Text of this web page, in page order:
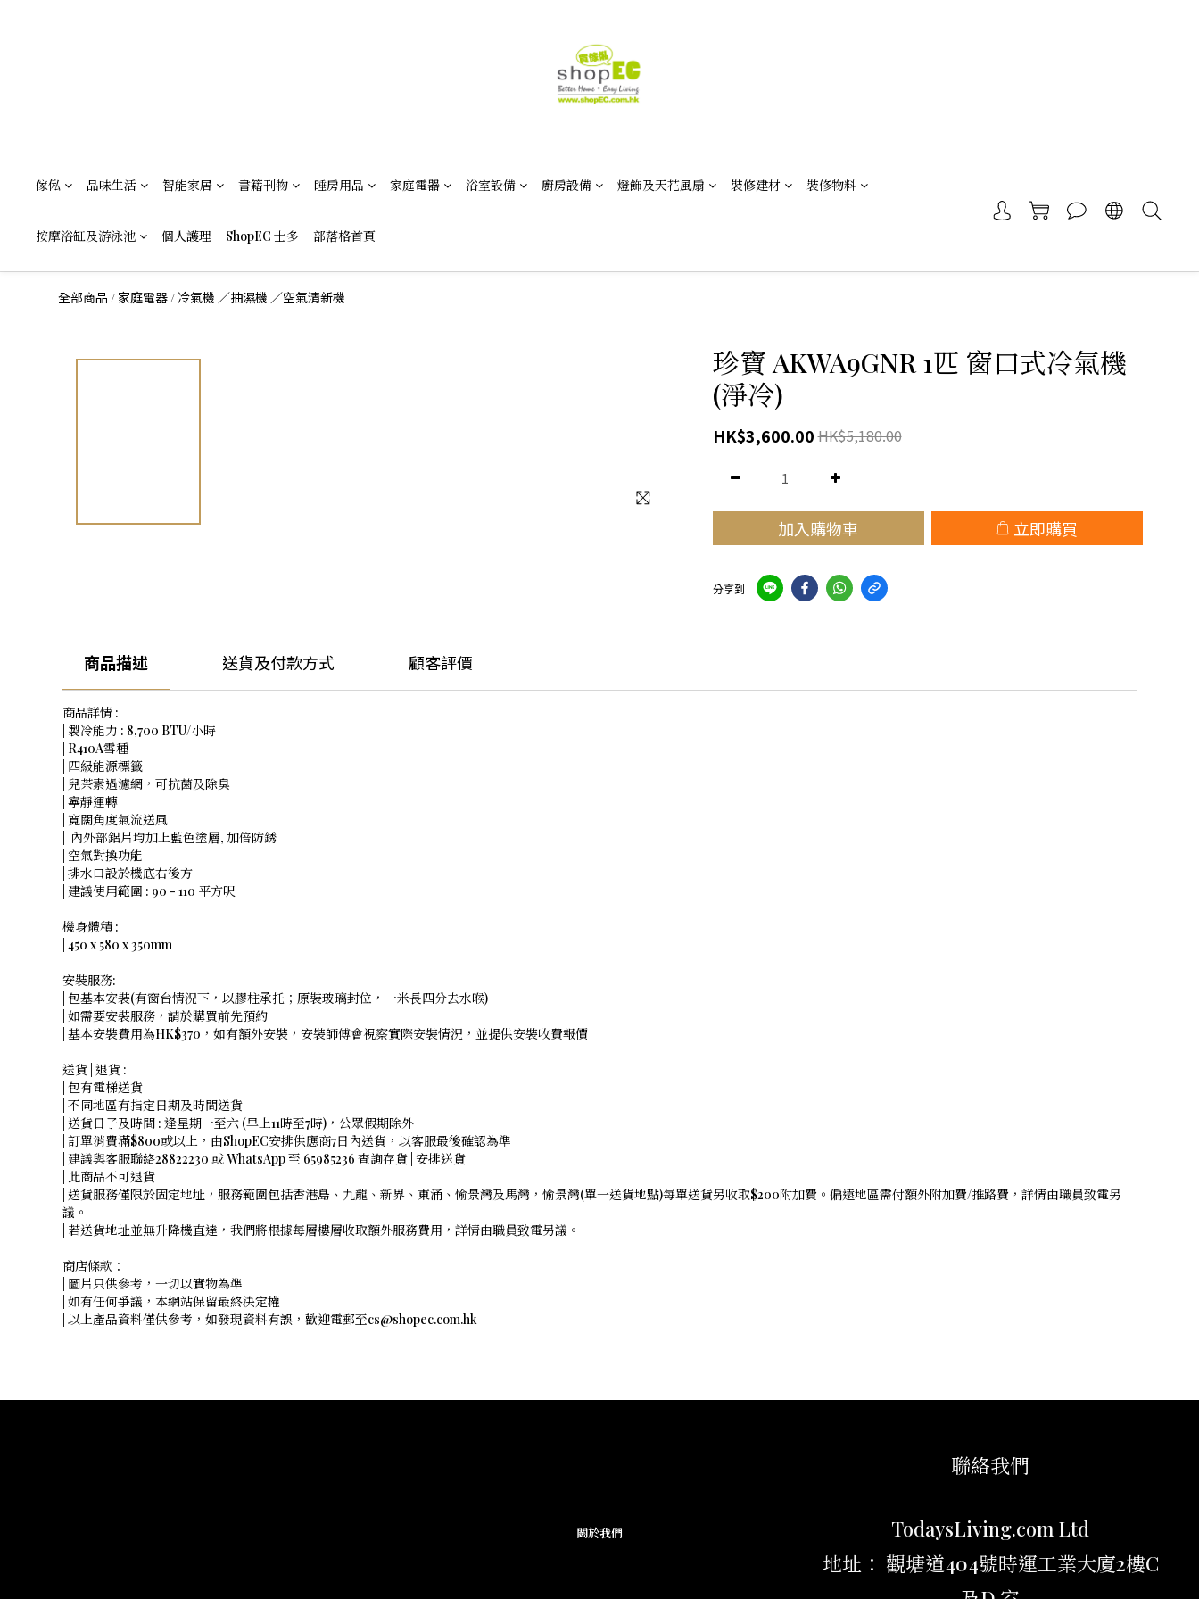
傢俬 品味生活 智能家居 書籍刊物 睡房用品 家庭電器 浴室設備 廚房設備 燈飾及天花風扇 裝修建材 裝修物料
按摩浴缸及游泳池 個人護理 ShopEC 士多 部落格首頁
全部商品 / 家庭電器 / 冷氣機 ／抽濕機 ／空氣清新機
珍寶 AKWA9GNR 1匹 窗口式冷氣機
(淨冷)
HK$3,600.00HK$5,180.00
加入購物車 立即購買
分享到
商品描述 送貨及付款方式 顧客評價
商品詳情 :
| 製冷能力 : 8,700 BTU/小時
| R410A雪種
| 四級能源標籤
| 兒茶素過濾網，可抗菌及除臭
| 寧靜運轉
| 寬闊角度氣流送風
| 內外部鋁片均加上藍色塗層, 加倍防銹
| 空氣對換功能
| 排水口設於機底右後方
| 建議使用範圍 : 90 - 110 平方呎
機身體積 :
| 450 x 580 x 350mm
安裝服務:
| 包基本安裝(有窗台情況下，以膠柱承托；原裝玻璃封位，一米長四分去水喉)
| 如需要安裝服務，請於購買前先預約
| 基本安裝費用為HK$370，如有額外安裝，安裝師傅會視察實際安裝情況，並提供安裝收費報價
送貨 | 退貨 :
| 包有電梯送貨
| 不同地區有指定日期及時間送貨
| 送貨日子及時間 : 逢星期一至六 (早上11時至7時)，公眾假期除外
| 訂單消費滿$800或以上，由ShopEC安排供應商7日內送貨，以客服最後確認為準
| 建議與客服聯絡28822230 或 WhatsApp 至 65985236 查詢存貨 | 安排送貨
| 此商品不可退貨
| 送貨服務僅限於固定地址，服務範圍包括香港島、九龍、新界、東涌、愉景灣及馬灣，愉景灣(單一送貨地點)每單送貨另收取$200附加費。偏遠地區需付額外附加費/推路費，詳情由職員致電另
議。
| 若送貨地址並無升降機直達，我們將根據每層樓層收取額外服務費用，詳情由職員致電另議。
商店條款：
| 圖片只供參考，一切以實物為準
| 如有任何爭議，本網站保留最終決定權
| 以上產品資料僅供參考，如發現資料有誤，歡迎電郵至cs@shopec.com.hk
關於我們
聯絡我們
TodaysLiving.com Ltd
地址： 觀塘道404號時運工業大廈2樓C